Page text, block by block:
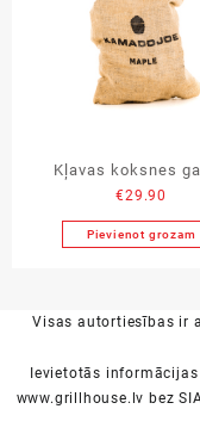
Kļavas koksnes
€29.90
Pievienot grozam
Visas autortiesības ir
Ievietotās
www.grillhouse.lv bez